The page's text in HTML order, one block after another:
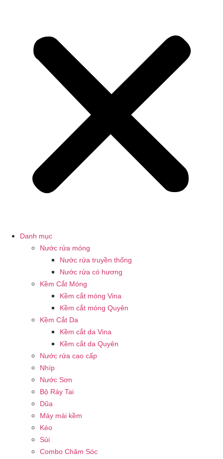
Danh mục
Nước rửa móng
Nước rửa truyền thống
Nước rửa có hương
Kềm Cắt Móng
Kềm cắt móng Vina
Kềm cắt móng Quyên
Kềm Cắt Da
Kềm cắt da Vina
Kềm cắt da Quyên
Nước rửa cao cấp
Nhíp
Nước Sơn
Bộ Ráy Tai
Dũa
Máy mài kềm
Kéo
Sủi
Combo Chăm Sóc